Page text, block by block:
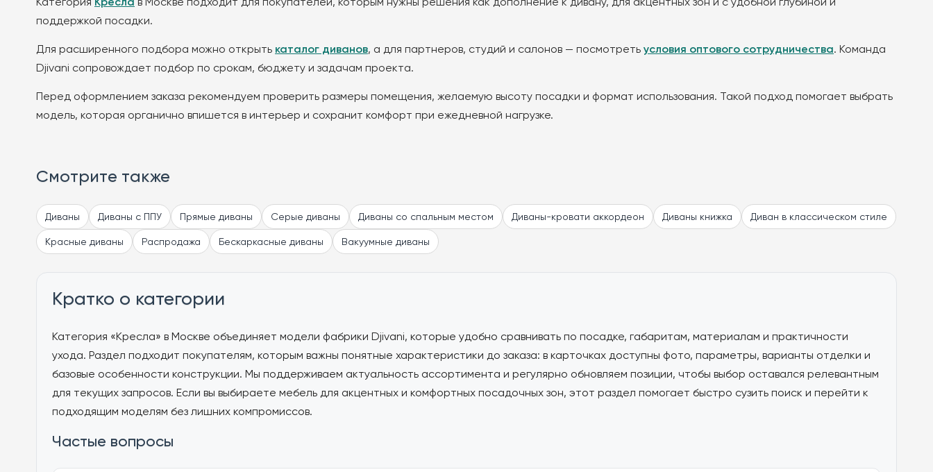
поддержкой посадки.
Для расширенного подбора можно открыть каталог диванов, а для партнеров, студий и салонов — посмотреть условия оптового сотрудничества. Команда
Djivani сопровождает подбор по срокам, бюджету и задачам проекта.
Перед оформлением заказа рекомендуем проверить размеры помещения, желаемую высоту посадки и формат использования. Такой подход помогает выбрать
модель, которая органично впишется в интерьер и сохранит комфорт при ежедневной нагрузке.
Смотрите также
Диваны Диваны с ППУ Прямые диваны Серые диваны Диваны со спальным местом Диваны-кровати аккордеон Диваны книжка Диван в классическом стиле
Красные диваны Распродажа Бескаркасные диваны Вакуумные диваны
Кратко о категории
Категория «Кресла» в Москве объединяет модели фабрики Djivani, которые удобно сравнивать по посадке, габаритам, материалам и практичности
ухода. Раздел подходит покупателям, которым важны понятные характеристики до заказа: в карточках доступны фото, параметры, варианты отделки и
базовые особенности конструкции. Мы поддерживаем актуальность ассортимента и регулярно обновляем позиции, чтобы выбор оставался релевантным
для текущих запросов. Если вы выбираете мебель для акцентных и комфортных посадочных зон, этот раздел помогает быстро сузить поиск и перейти к
подходящим моделям без лишних компромиссов.
Частые вопросы